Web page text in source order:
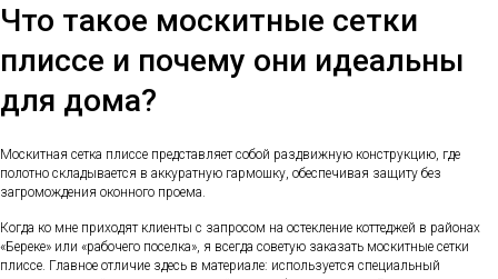
Что такое москитные сетки
плиссе и почему они идеальны
для дома?
Москитная сетка плиссе представляет собой раздвижную конструкцию, где
полотно складывается в аккуратную гармошку, обеспечивая защиту без
загромождения оконного проема.
Когда ко мне приходят клиенты с запросом на остекление коттеджей в районах
«Береке» или «рабочего поселка», я всегда советую заказать москитные сетки
плиссе. Главное отличие здесь в материале: используется специальный